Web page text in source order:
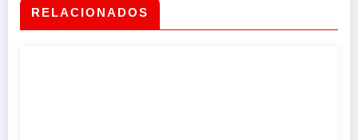
RELACIONADOS